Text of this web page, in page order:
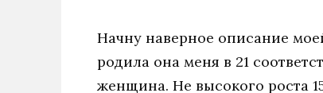
Начну наверное описание
родила она меня в 21
женщина. Не высокого роста